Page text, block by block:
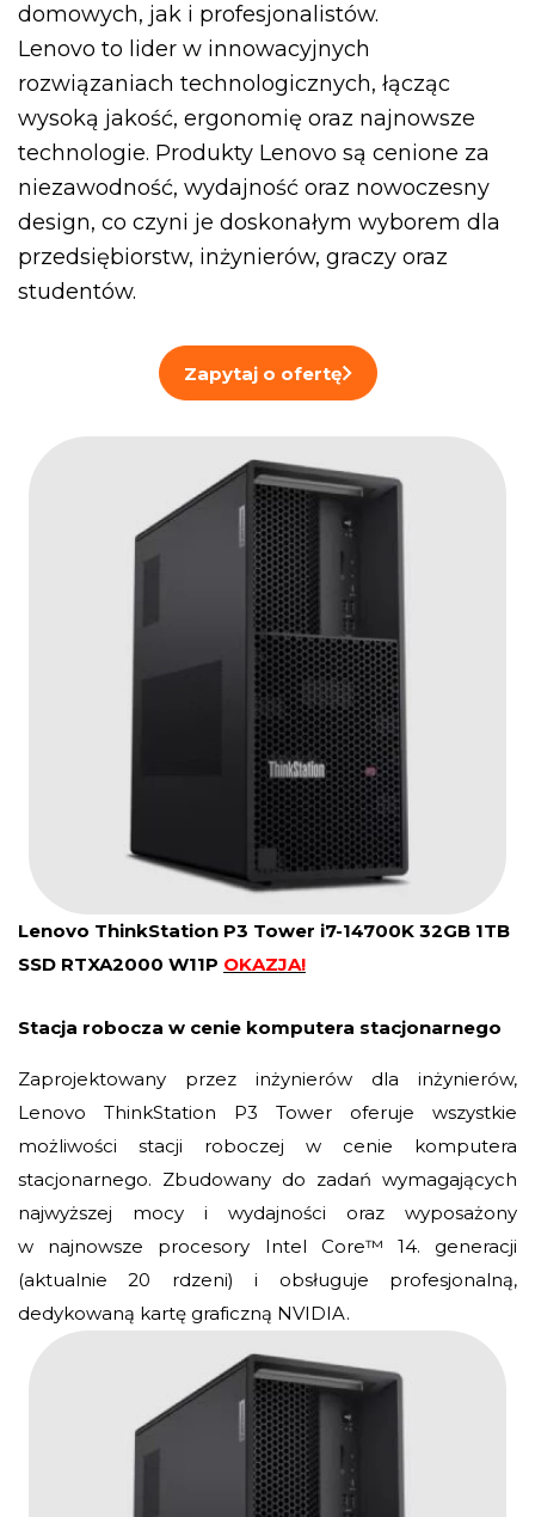
domowych, jak i profesjonalistów.
Lenovo to lider w innowacyjnych
rozwiązaniach technologicznych, łącząc
wysoką jakość, ergonomię oraz najnowsze
technologie. Produkty Lenovo są cenione za
niezawodność, wydajność oraz nowoczesny
design, co czyni je doskonałym wyborem dla
przedsiębiorstw, inżynierów, graczy oraz
studentów.
Zapytaj o ofertę
Lenovo ThinkStation P3 Tower i7-14700K 32GB 1TB
SSD RTXA2000 W11P OKAZJA!
Stacja robocza w cenie komputera stacjonarnego
Zaprojektowany przez inżynierów dla inżynierów,
Lenovo ThinkStation P3 Tower oferuje wszystkie
możliwości stacji roboczej w cenie komputera
stacjonarnego. Zbudowany do zadań wymagających
najwyższej mocy i wydajności oraz wyposażony
w najnowsze procesory Intel Core™ 14. generacji
(aktualnie 20 rdzeni) i obsługuje profesjonalną,
dedykowaną kartę graficzną NVIDIA.